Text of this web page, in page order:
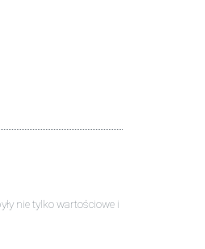
nie tylko wartościowe i